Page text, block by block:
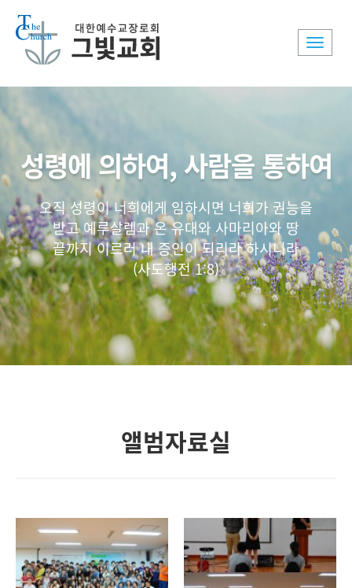
Toggle
성령에 의하여, 사람을 통하여
오직 성령이 너희에게 임하시면 너희가 권능을
받고 예루살렘과 온 유대와 사마리아와 땅
끝까지 이르러 내 증인이 되리라 하시니라
(사도행전 1:8)
앨범자료실